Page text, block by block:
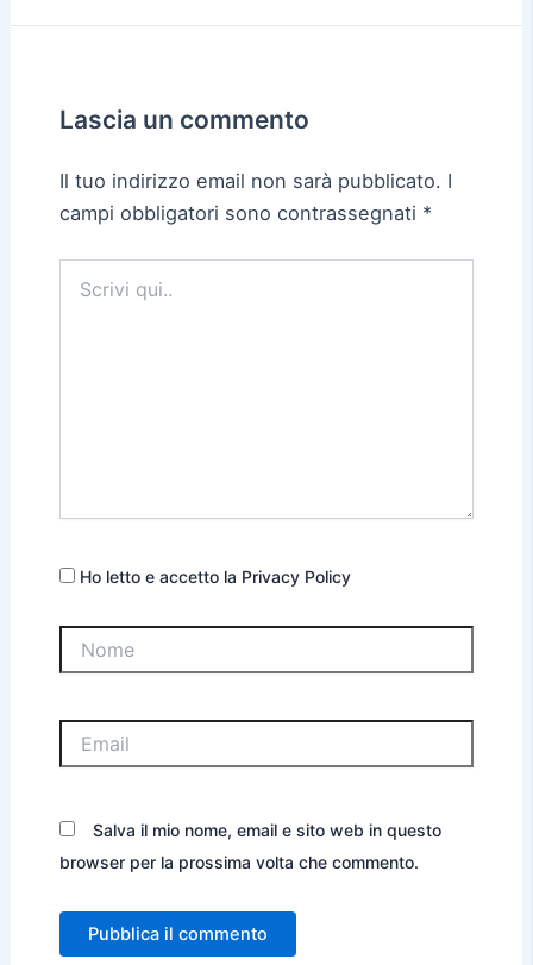
Lascia un commento
Il tuo indirizzo email non sarà pubblicato. I
campi obbligatori sono contrassegnati *
qui..
Ho letto e accetto la Privacy Policy
Salva il mio nome, email e sito web in questo
browser per la prossima volta che commento.